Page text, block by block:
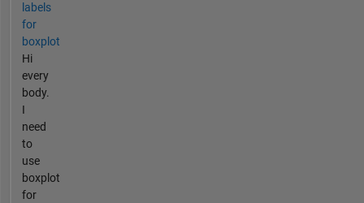
labels
for
boxplot
Hi
every
body.
I
need
to
use
boxplot
for